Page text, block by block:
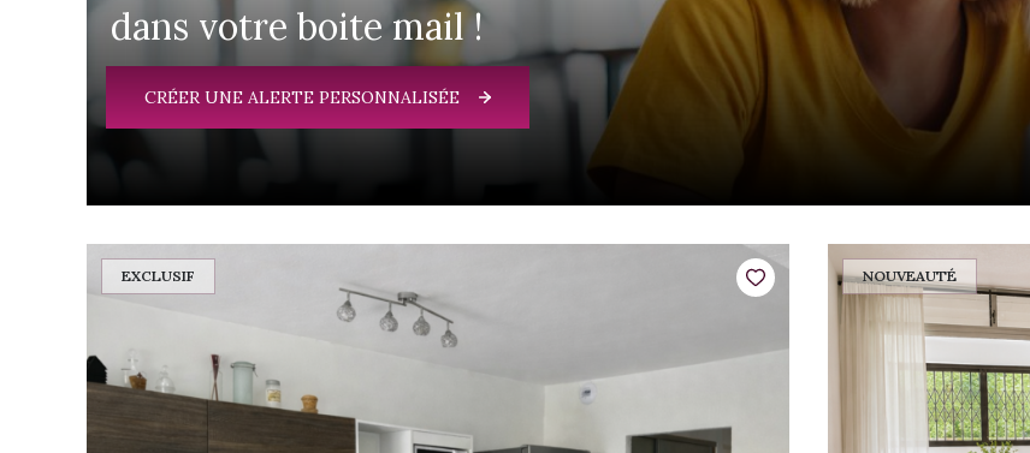
dans votre boite mail !
CRÉER UNE ALERTE PERSONNALISÉE
EXCLUSIF NOUVEAUTÉ